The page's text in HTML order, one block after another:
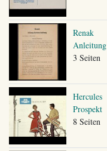
Renak
Anleitung
3 Seiten
Hercules
Prospekt
8 Seiten